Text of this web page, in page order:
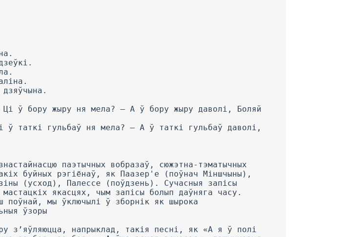
ў бору жыру ня мела? — А ў бору жыру даволі, Боляй
таткі гульбаў ня мела? — А ў таткі гульбаў даволі,
паэтычных вобразаў, сюжэтна-тэматычных
буйных рэгіёнаў, як Паазер'е (поўнач Міншчыны),
(усход), Палессе (поўдзень). Сучасныя запісы
якасцях, чым запісы болып даўняга часу.
поўнай, мы ўключылі ў зборнік як шырока
ўзоры
з’яўляюцца, напрыклад, такія песні, як «А я ў полі